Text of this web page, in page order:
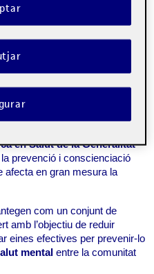
Oberta de
en Salut de la Generalitat
prevenció i conscienciació
afecta en gran mesura la
com un conjunt de
amb l’objectiu de reduir
eines efectives per prevenir-lo
mental entre la comunitat